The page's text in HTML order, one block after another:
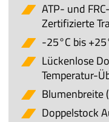
ATP- und
Zertifizierte
-25°C bis
Lückenlose
Temperatur-
Blumenbreite
Doppelstock